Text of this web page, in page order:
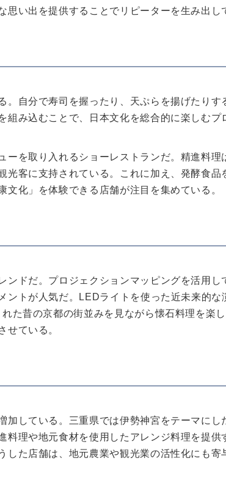
い出を提供することでリピーターを生み出し
自分で寿司を握ったり、天ぷらを揚げたりす
み込むことで、日本文化を総合的に楽しむプ
を取り入れるショーレストランだ。精進料理
客に支持されている。これに加え、発酵食品
化」を体験できる店舗が注目を集めている。
ドだ。プロジェクションマッピングを活用し
ントが人気だ。LEDライトを使った近未来的な
た昔の京都の街並みを見ながら懐石料理を楽
せている。
している。三重県では伊勢神宮をテーマにし
理や地元食材を使用したアレンジ料理を提供
た店舗は、地元農業や観光業の活性化にも寄